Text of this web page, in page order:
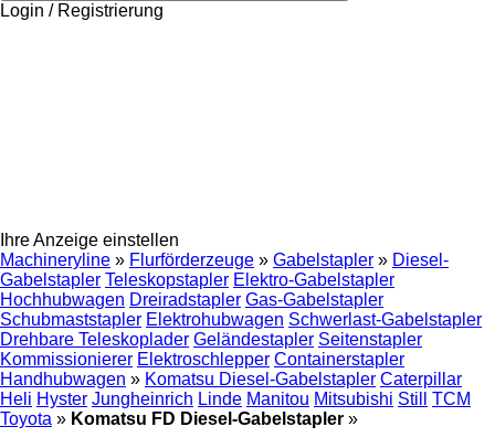
Login / Registrierung
Ihre Anzeige einstellen
Machineryline » Flurförderzeuge » Gabelstapler » Diesel-
Gabelstapler Teleskopstapler Elektro-Gabelstapler
Hochhubwagen Dreiradstapler Gas-Gabelstapler
Schubmaststapler Elektrohubwagen Schwerlast-Gabelstapler
Drehbare Teleskoplader Geländestapler Seitenstapler
Kommissionierer Elektroschlepper Containerstapler
Handhubwagen » Komatsu Diesel-Gabelstapler Caterpillar
Heli Hyster Jungheinrich Linde Manitou Mitsubishi Still
TCM
Toyota » Komatsu FD Diesel-Gabelstapler »